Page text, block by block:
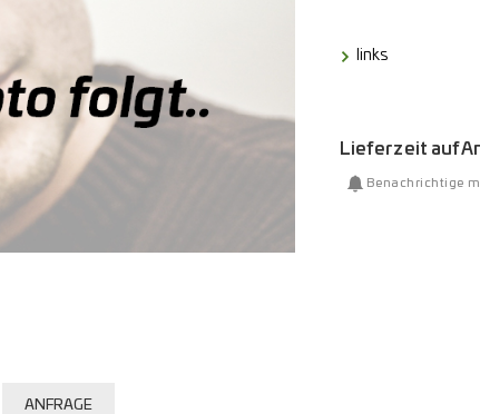
links
Lieferzeit auf
Benachrichtige
ANFRAGE